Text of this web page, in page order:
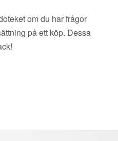
om du har frågor
på ett köp. Dessa